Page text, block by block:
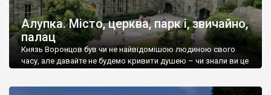
Алупка. Місто, церква, парк і, звичайно,
палац
Князь Воронцов був чи не найвідомішою людиною свого
часу, але давайте не будемо кривити душею – чи знали ви це